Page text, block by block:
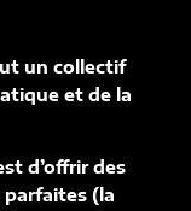
un collectif
et de la
d’offrir des
(la